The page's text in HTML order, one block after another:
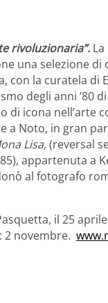
rivoluzionaria”.
una selezione di
con la curatela di
degli anni ’80
di icona nell’arte
a Noto, in gran
Lisa,(reversal
appartenuta a
al fotografo
il 25
2 novembre.